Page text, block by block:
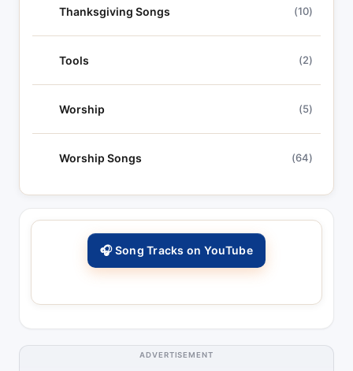
Thanksgiving Songs (10)
Tools (2)
Worship (5)
Worship Songs (64)
🎧 Song Tracks on YouTube
ADVERTISEMENT